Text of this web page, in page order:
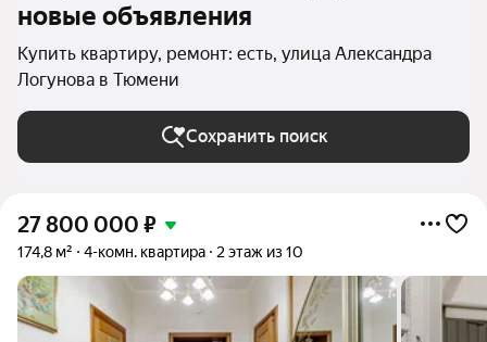
новые объявления
Купить квартиру, ремонт: есть, улица Александра
Логунова в Тюмени
Сохранить поиск
27 800 000 ₽
174,8 м² 4-комн. квартира 2 этаж из 10